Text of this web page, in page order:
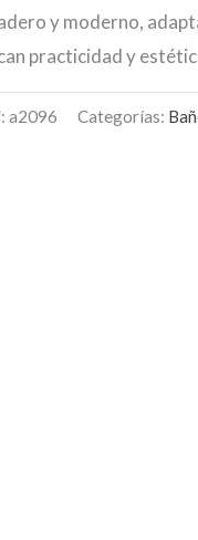
y moderno,
practicidad y
a2096 Categorías: